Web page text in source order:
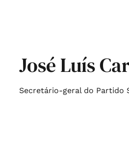
José Luís
Secretário-geral do Partido